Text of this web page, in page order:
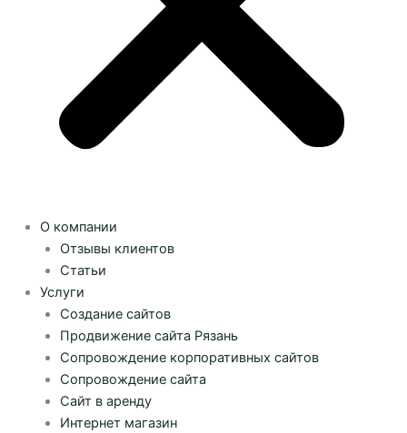
О компании
Отзывы клиентов
Статьи
Услуги
Создание сайтов
Продвижение сайта Рязань
Сопровождение корпоративных сайтов
Сопровождение сайта
Сайт в аренду
Интернет магазин